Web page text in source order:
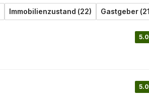
Immobilienzustand (22) Gastgeber
5.0
5.0